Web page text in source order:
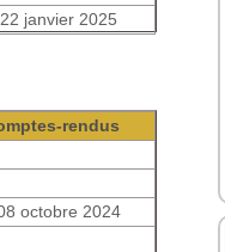
janvier 2025
rendus
octobre 2024